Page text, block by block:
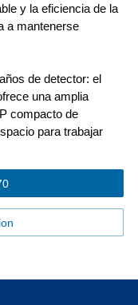
y la eficiencia de la
a mantenerse
de detector: el
una amplia
compacto de
para trabajar